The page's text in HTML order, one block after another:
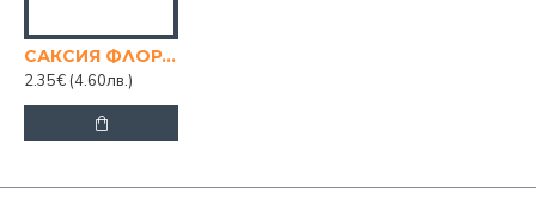
САКСИЯ ФЛОРА КЕРЕМИДА 20/20СМ.
2.35€ (4.60лв.)